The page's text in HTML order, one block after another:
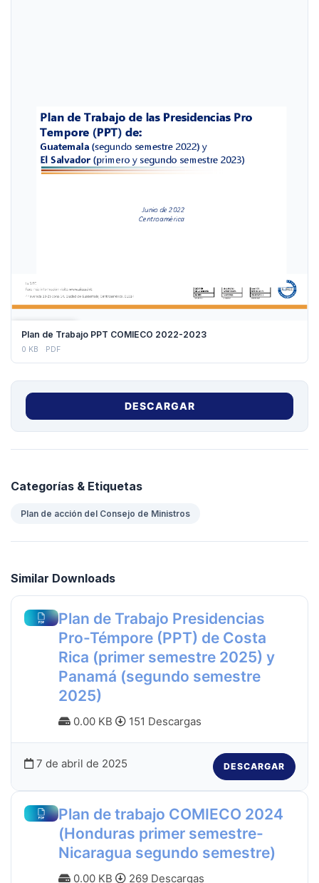
Plan de Trabajo PPT COMIECO 2022-2023
0 KB PDF
DESCARGAR
Categorías & Etiquetas
Plan de acción del Consejo de Ministros
Similar Downloads
Plan de Trabajo Presidencias
Pro-Témpore (PPT) de Costa
Rica (primer semestre 2025) y
Panamá (segundo semestre
2025)
0.00 KB 151 Descargas
7 de abril de 2025 DESCARGAR
Plan de trabajo COMIECO 2024
(Honduras primer semestre-
Nicaragua segundo semestre)
0.00 KB 269 Descargas